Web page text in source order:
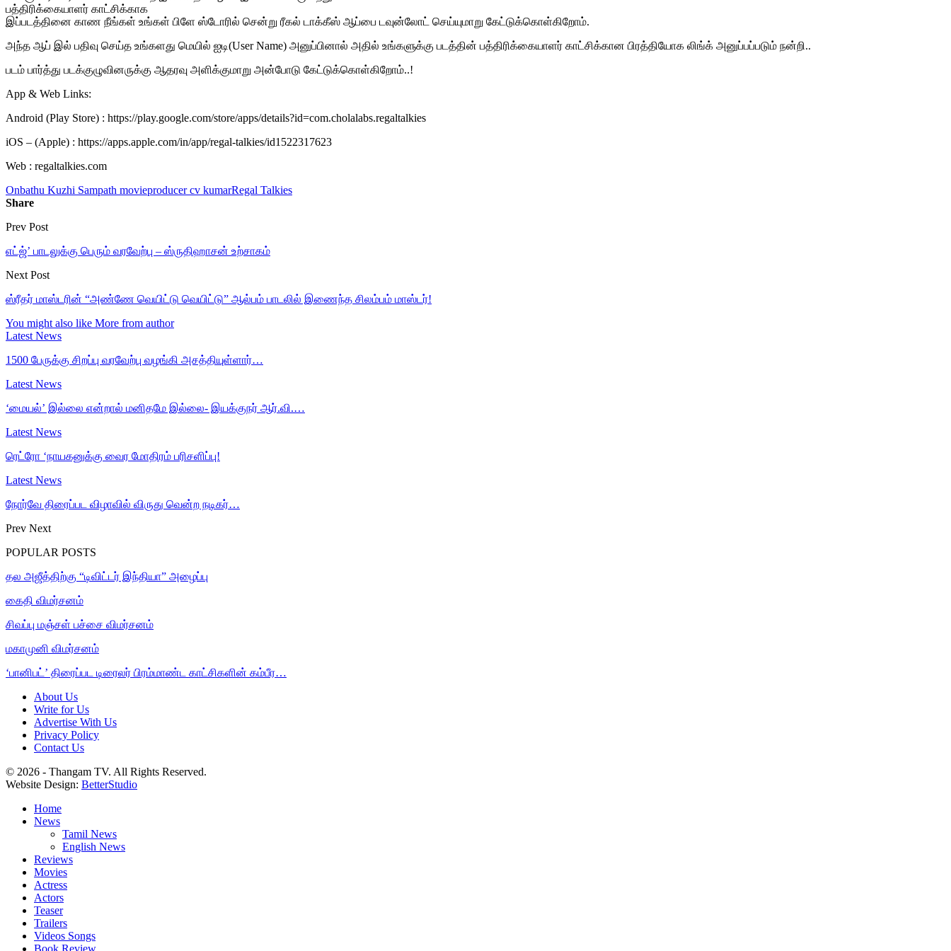
பத்திரிக்கையாளர் காட்சிக்காக
இப்படத்தினை காண நீங்கள் உங்கள் பிளே ஸ்டோரில் சென்று ரீகல் டாக்கீஸ் ஆப்பை டவுன்லோட் செய்யுமாறு கேட்டுக்கொள்கிறோம்.
அந்த ஆப் இல் பதிவு செய்த உங்களது மெயில் ஐடி(User Name) அனுப்பினால் அதில் உங்களுக்கு படத்தின் பத்திரிக்கையாளர் காட்சிக்கான பிரத்தியோக லிங்க் அனுப்பப்படும் நன்றி..
படம் பார்த்து படக்குழுவினருக்கு ஆதரவு அளிக்குமாறு அன்போடு கேட்டுக்கொள்கிறோம்..!
App & Web Links:
Android (Play Store) : https://play.google.com/store/apps/details?id=com.cholalabs.regaltalkies
iOS – (Apple) : https://apps.apple.com/in/app/regal-talkies/id1522317623
Web : regaltalkies.com
Onbathu Kuzhi Sampath movieproducer cv kumarRegal Talkies
Share
Prev Post
எட்ஜ்’ பாடலுக்கு பெரும் வரவேற்பு – ஸ்ருதிஹாசன் உற்சாகம்
Next Post
ஸ்ரீதர் மாஸ்டரின் “அண்ணே வெயிட்டு வெயிட்டு” ஆல்பம் பாடலில் இணைந்த சிலம்பம் மாஸ்டர்!
You might also like More from author
Latest News
1500 பேருக்கு சிறப்பு வரவேற்பு வழங்கி அசத்தியுள்ளார்…
Latest News
‘மையல்’ இல்லை என்றால் மனிதமே இல்லை- இயக்குநர் ஆர்.வி.…
Latest News
ரெட்ரோ ‘நாயகனுக்கு வைர மோதிரம் பரிசளிப்பு!
Latest News
நோர்வே திரைப்பட விழாவில் விருது வென்ற நடிகர்…
Prev Next
POPULAR POSTS
தல அஜீத்திற்கு “டிவிட்டர் இந்தியா” அழைப்பு
கைதி விமர்சனம்
சிவப்பு மஞ்சள் பச்சை விமர்சனம்
மகாமுனி விமர்சனம்
‘பானிபட்’ திரைப்பட டிரைலர் பிரம்மாண்ட காட்சிகளின் கம்பீர…
About Us
Write for Us
Advertise With Us
Privacy Policy
Contact Us
© 2026 - Thangam TV. All Rights Reserved.
Website Design: BetterStudio
Home
News
Tamil News
English News
Reviews
Movies
Actress
Actors
Teaser
Trailers
Videos Songs
Book Review